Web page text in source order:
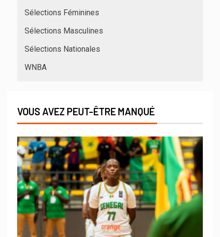
Sélections Féminines
Sélections Masculines
Sélections Nationales
WNBA
VOUS AVEZ PEUT-ÊTRE MANQUÉ